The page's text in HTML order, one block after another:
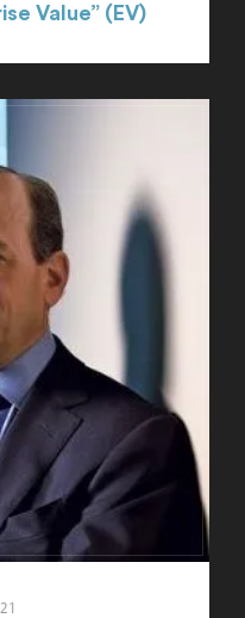
Value” (EV)